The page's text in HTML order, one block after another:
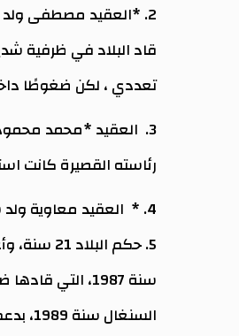
2. *العقيد مصطفى ولد محمد السالك (1978–1979):*
قاد البلاد في ظرفية
تعددي ، لكن ضغوطًا
3. العقيد *محمد محمود ولد أحمد لولي (1979–1980):*
رئاسته القصيرة كانت
4. * العقيد معاوية ولد سيد أحمد الطايع (1984-2005):
5. حكم
سنة 1987،